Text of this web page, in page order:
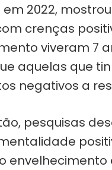
2022,
crenças
viveram 7
aquelas que
negativos a
pesquisas
envelhecimento